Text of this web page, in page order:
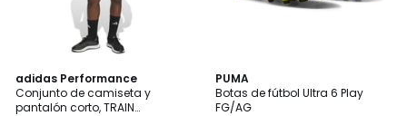
adidas Performance
Conjunto de camiseta y
pantalón corto, TRAIN
4,9
/ 5
PUMA
Botas de fútbol Ultra 6 Play
FG/AG